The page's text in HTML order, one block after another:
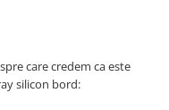
care credem ca este
silicon bord: